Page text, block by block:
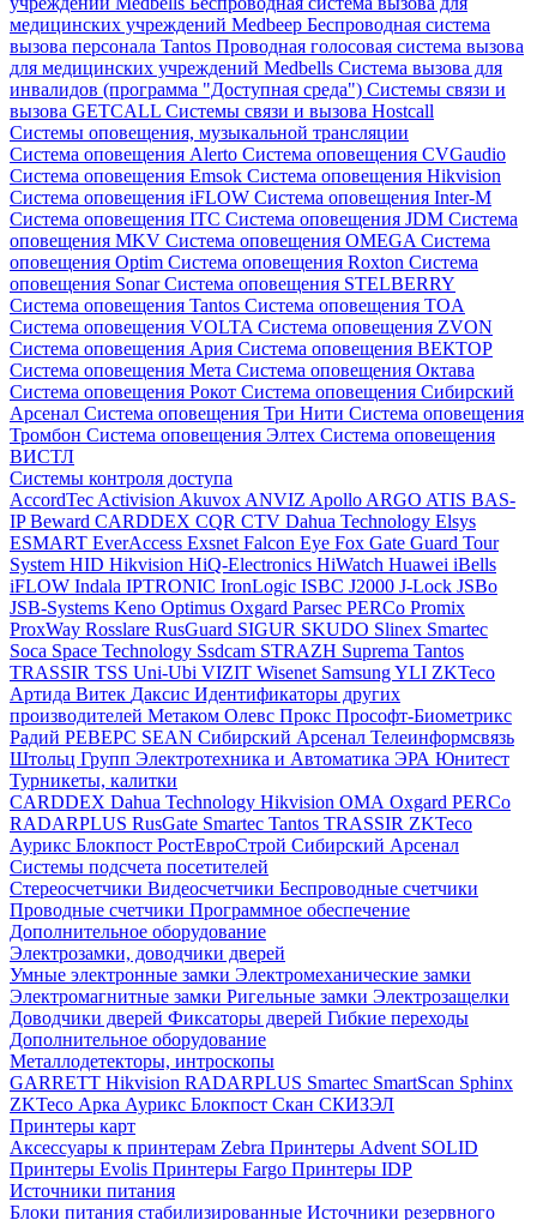
медицинских учреждений Medbeep Беспроводная система
вызова персонала Tantos Проводная голосовая система вызова
для медицинских учреждений Medbells Система вызова для
инвалидов (программа "Доступная среда") Системы связи и
вызова GETCALL Системы связи и вызова Hostcall
Системы оповещения, музыкальной трансляции
Система оповещения Alerto Система оповещения CVGaudio
Система оповещения Emsok Система оповещения Hikvision
Система оповещения iFLOW Система оповещения Inter-M
Система оповещения ITC Система оповещения JDM Система
оповещения MKV Система оповещения OMEGA Система
оповещения Optim Система оповещения Roxton Система
оповещения SonarСистема оповещения STELBERRY
Система оповещения Tantos Система оповещения TOA
Система оповещения VOLTA Система оповещения ZVON
Система оповещения Ария Система оповещения ВЕКТОР
Система оповещения Мета Система оповещения Октава
Система оповещения Рокот Система оповещения Сибирский
Арсенал Система оповещения Три Нити Система оповещения
Тромбон Система оповещения Элтех Система оповещения
ВИСТЛ
Системы контроля доступа
AccordTec Activision Akuvox ANVIZ Apollo ARGO ATIS BAS-
IPBeward CARDDEX CQR CTV Dahua Technology Elsys
ESMART EverAccess Exsnet Falcon Eye Fox Gate Guard Tour
System HID Hikvision HiQ-Electronics HiWatch Huawei iBells
iFLOW Indala IPTRONIC IronLogic ISBC J2000 J-Lock JSBo
JSB-Systems Keno Optimus Oxgard Parsec PERCo Promix
ProxWay Rosslare RusGuard SIGUR SKUDO Slinex Smartec
Soca Space Technology Ssdcam STRAZH Suprema Tantos
TRASSIR TSS Uni-Ubi VIZIT Wisenet SamsungYLI ZKTeco
Артида Витек Даксис Идентификаторы других
производителей Метаком Олевс Прокс Прософт-Биометрикс
Радий РЕВЕРС SEAN Сибирский Арсенал Телеинформсвязь
Штольц Групп Электротехника и Автоматика ЭРА Юнитест
Турникеты, калитки
CARDDEX Dahua Technology Hikvision ОМА Oxgard PERCo
RADARPLUS RusGate Smartec Tantos TRASSIR ZKTeco
Аурикс Блокпост РостЕвроСтрой Сибирский Арсенал
Системы подсчета посетителей
Стереосчетчики Видеосчетчики Беспроводные счетчики
Проводные счетчики Программное обеспечение
Дополнительное оборудование
Электрозамки, доводчики дверей
Умные электронные замки Электромеханические замки
Электромагнитные замки Ригельные замки Электрозащелки
Доводчики дверей Фиксаторы дверей Гибкие переходы
Дополнительное оборудование
Металлодетекторы, интроскопы
GARRETT Hikvision RADARPLUS Smartec SmartScan Sphinx
ZKTeco Арка Аурикс Блокпост Скан СКИЗЭЛ
Принтеры карт
Аксессуары к принтерам Zebra Принтеры Advent SOLID
Принтеры Evolis Принтеры Fargo Принтеры IDP
Источники питания
Блоки питания стабилизированные Источники резервного